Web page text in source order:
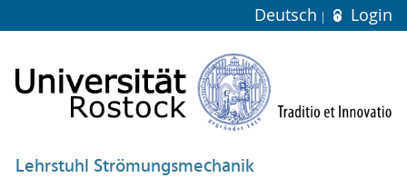
Deutsch Login
Lehrstuhl Strömungsmechanik